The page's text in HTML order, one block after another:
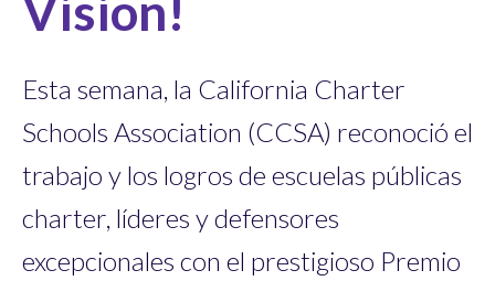
Esta semana, la California Charter
Schools Association (CCSA) reconoció el
trabajo y los logros de escuelas públicas
charter, líderes y defensores
excepcionales con el prestigioso Premio